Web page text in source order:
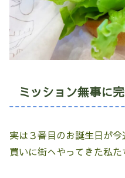
ミッション無事に
実は３番目のお誕生日が
買いに街へやってきた私た